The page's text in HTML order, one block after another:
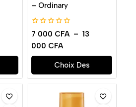
– Ordinary
0
de
5
7 000 CFA – 13
000 CFA
Choix Des
Options